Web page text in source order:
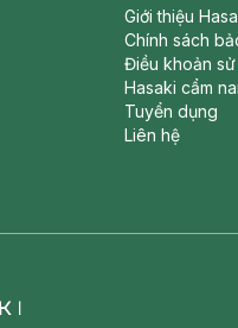
Giới thiệu
Chính sách
Điều khoản
Hasaki cẩm
Tuyển dụng
Liên hệ